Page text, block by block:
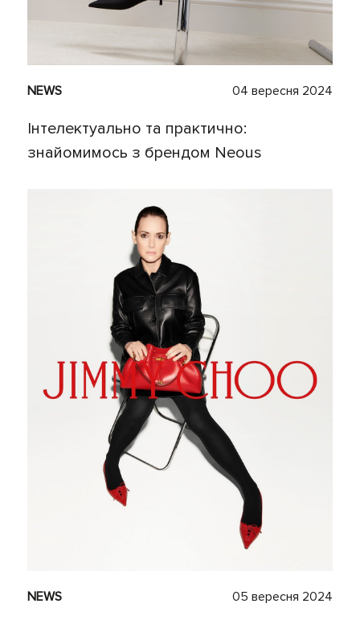
NEWS 04 вересня 2024
Інтелектуально та практично:
знайомимось з брендом Neous
NEWS 05 вересня 2024